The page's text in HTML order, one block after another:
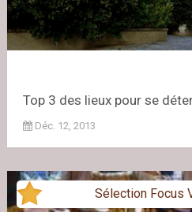
Top 3 des lieux pour se
Déc. 12, 2013
Sélection Focus